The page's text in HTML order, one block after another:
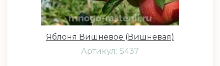
Яблоня Вишневое (Вишневая)
Артикул: S437